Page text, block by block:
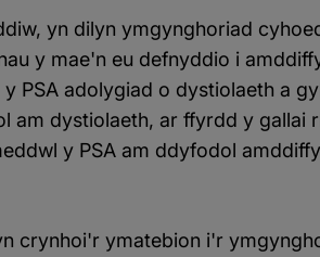
yn dilyn ymgynghoriad
y mae'n eu defnyddio i
PSA adolygiad o dystiolaeth a
am dystiolaeth, ar ffyrdd y gallai
y PSA am ddyfodol
crynhoi'r ymatebion i'r